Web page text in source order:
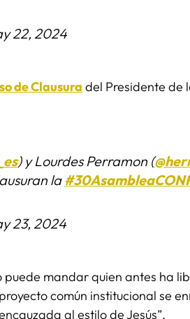
22, 2024
de Clausura del Presidente de
) y Lourdes Perramon (
la
23, 2024
mandar quien antes ha
común institucional se
al estilo de Jesús”.